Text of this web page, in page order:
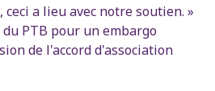
a lieu avec notre soutien. »
PTB pour un embargo
de l'accord d'association